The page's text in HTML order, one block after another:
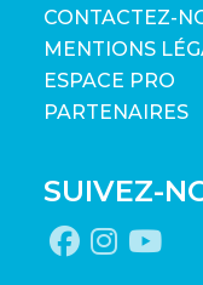
CONTACTEZ-
MENTIONS
ESPACE PRO
PARTENAIRES
SUIVEZ-